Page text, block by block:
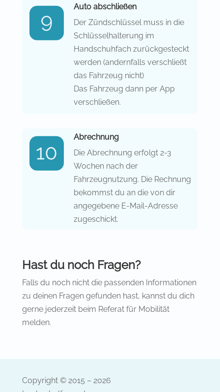
Auto abschließen
Der Zündschlüssel muss in die
Schlüsselhalterung im
Handschuhfach zurückgesteckt
werden (andernfalls verschließt
das Fahrzeug nicht)
Das Fahrzeug dann per App
verschließen.
Abrechnung
Die Abrechnung erfolgt 2-3
Wochen nach der
Fahrzeugnutzung. Die Rechnung
bekommst du an die von dir
angegebene E-Mail-Adresse
zugeschickt.
Hast du noch Fragen?
Falls du noch nicht die passenden Informationen
zu deinen Fragen gefunden hast, kannst du dich
gerne jederzeit beim Referat für Mobilität
melden.
Copyright © 2015 – 2026